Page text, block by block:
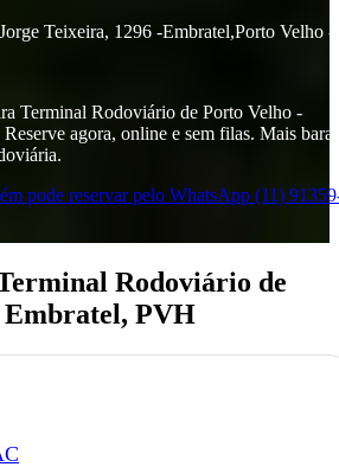
Teixeira, 1296 -Embratel,Porto Velho -
Terminal Rodoviário de Porto Velho -
agora, online e sem filas. Mais
pode reservar pelo WhatsApp (11)
Rodoviário de
PVH